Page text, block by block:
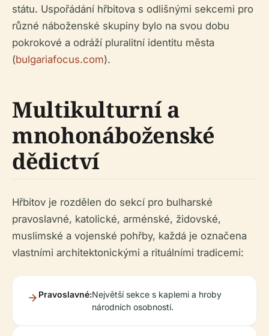
státu. Uspořádání hřbitova s ​​odlišnými sekcemi pro
různé náboženské skupiny bylo na svou dobu
pokrokové a odráží pluralitní identitu města
(bulgariafocus.com).
Multikulturní a
mnohonáboženské
dědictví
Hřbitov je rozdělen do sekcí pro bulharské
pravoslavné, katolické, arménské, židovské,
muslimské a vojenské pohřby, každá je označena
vlastními architektonickými a rituálními tradicemi:
Pravoslavné:Největší sekce s kaplemi a hroby
národních osobností.